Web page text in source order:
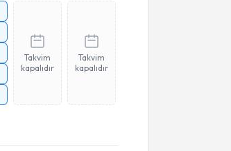
Takvim
kapalıdır
Takvim
kapalıdır